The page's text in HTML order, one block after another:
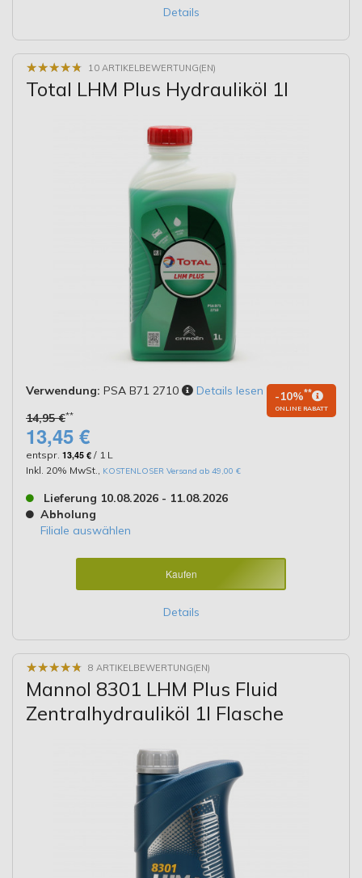
Details
★★★★★
★★★★★ 10 ARTIKELBEWERTUNG(EN)
Total LHM Plus Hydrauliköl 1l
Verwendung: PSA B71 2710
Details lesen
14,95 €**
-10%**
ONLINE RABATT
13,45 €
entspr. 13,45 € / 1 L
Inkl. 20% MwSt., KOSTENLOSER Versand ab 49,00 €
Lieferung 10.08.2026 - 11.08.2026
Abholung
Filiale auswählen
Kaufen
Details
★★★★★
★★★★★ 8 ARTIKELBEWERTUNG(EN)
Mannol 8301 LHM Plus Fluid
Zentralhydrauliköl 1l Flasche